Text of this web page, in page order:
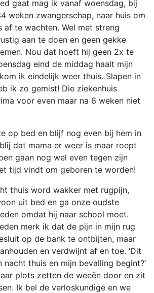
gaat mag ik vanaf woensdag, bij
weken zwangerschap, naar huis om
af te wachten. Wel met streng
aan te doen en geen gekke
Nou dat hoeft hij geen 2x te
eind de middag haalt mijn
ik eindelijk weer thuis. Slapen in
ik zo gemist! Die ziekenhuis
voor even maar na 6 weken niet
op bed en blijf nog even bij hem in
dat mama er weer is maar roept
gaan nog wel even tegen zijn
tijd vindt om geboren te worden!
thuis word wakker met rugpijn,
uit bed en ga onze oudste
omdat hij naar school moet.
merk ik dat de pijn in mijn rug
op de bank te ontbijten, maar
en verdwijnt af en toe. ‘Dit
nacht thuis en mijn bevalling begint?’
plots zetten de weeën door en zit
Ik bel de verloskundige en we